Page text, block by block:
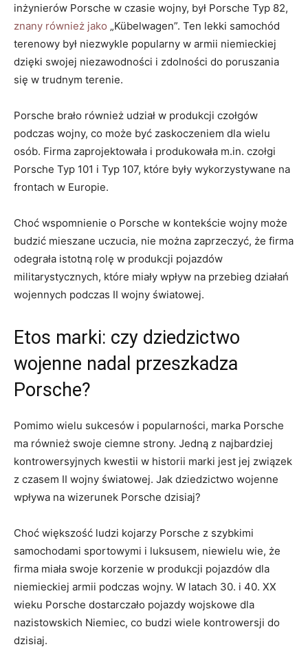
inżynierów Porsche w czasie wojny, był Porsche Typ 82,​
znany również jako „Kübelwagen”. Ten⁣ lekki samochód
terenowy był niezwykle popularny w ⁤armii niemieckiej
dzięki swojej niezawodności ​i zdolności do ⁣poruszania
się ⁣w trudnym ‍terenie.
Porsche brało również​ udział ​w‌ produkcji ⁢czołgów
⁤podczas wojny, co może być zaskoczeniem dla‌ wielu
osób. Firma zaprojektowała i produkowała m.in.⁤ czołgi
Porsche ‌Typ⁢ 101 i Typ 107, które były wykorzystywane na
frontach w Europie.
Choć wspomnienie o Porsche w⁣ kontekście wojny może⁢
budzić mieszane‌ uczucia, nie można⁤ zaprzeczyć, ⁤że firma
⁢odegrała istotną rolę w produkcji pojazdów
militarystycznych, które miały⁣ wpływ ⁢na‌ przebieg działań
wojennych podczas ⁣II wojny światowej.
Etos marki: czy dziedzictwo
wojenne nadal przeszkadza
Porsche?
Pomimo ‌wielu sukcesów i popularności,⁣ marka⁣ Porsche
ma również swoje ciemne​ strony. ‌Jedną‌ z najbardziej
kontrowersyjnych kwestii w historii marki ‌jest jej‌ związek
z czasem II wojny ⁤światowej. Jak dziedzictwo wojenne
wpływa​ na ⁢wizerunek Porsche ‌dzisiaj?
Choć większość ludzi kojarzy Porsche z‍ szybkimi
samochodami‌ sportowymi i luksusem, niewielu wie, że
firma miała swoje korzenie⁢ w produkcji pojazdów dla
niemieckiej armii podczas wojny. W ⁣latach⁣ 30.​ i 40. XX
wieku Porsche dostarczało‌ pojazdy wojskowe dla
nazistowskich ​Niemiec, co​ budzi wiele ⁤kontrowersji⁢ do
‌dzisiaj.